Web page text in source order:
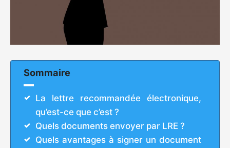
Sommaire
La lettre recommandée électronique,
qu’est-ce que c’est ?
Quels documents envoyer par LRE ?
Quels avantages à signer un document